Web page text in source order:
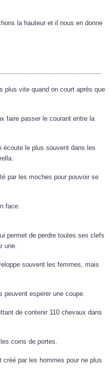
la hauteur et il nous en donne
plus vite quand on court après que
faire passer le courant entre la
le plus souvent dans les
par les moches pour pouvoir se
face.
permet de perdre toutes ses clefs
une.
souvent les femmes, mais
peuvent espérer une coupe.
de contenir 110 chevaux dans
coins de portes.
créé par les hommes pour ne plus